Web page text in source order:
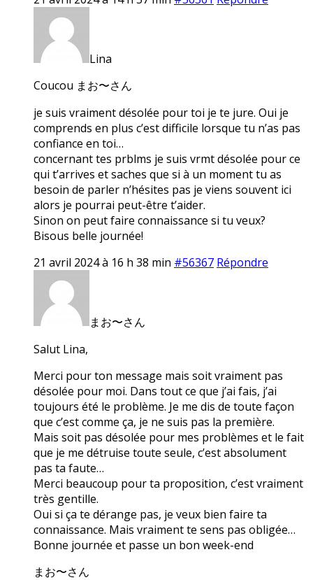
Lina
Coucou まお〜さん
je suis vraiment désolée pour toi je te jure. Oui je
comprends en plus c’est difficile lorsque tu n’as pas
confiance en toi…
concernant tes prblms je suis vrmt désolée pour ce
qui t’arrives et saches que si à un moment tu as
besoin de parler n’hésites pas je viens souvent ici
alors je pourrai peut-être t’aider.
Sinon on peut faire connaissance si tu veux?
Bisous belle journée!
21 avril 2024 à 16 h 38 min #56367 Répondre
まお〜さん
Salut Lina,
Merci pour ton message mais soit vraiment pas
désolée pour moi. Dans tout ce que j’ai fais, j’ai
toujours été le problème. Je me dis de toute façon
que c’est comme ça, je ne suis pas la première.
Mais soit pas désolée pour mes problèmes et le fait
que je me détruise toute seule, c’est absolument
pas ta faute…
Merci beaucoup pour ta proposition, c’est vraiment
très gentille.
Oui si ça te dérange pas, je veux bien faire ta
connaissance. Mais vraiment te sens pas obligée…
Bonne journée et passe un bon week-end
まお〜さん